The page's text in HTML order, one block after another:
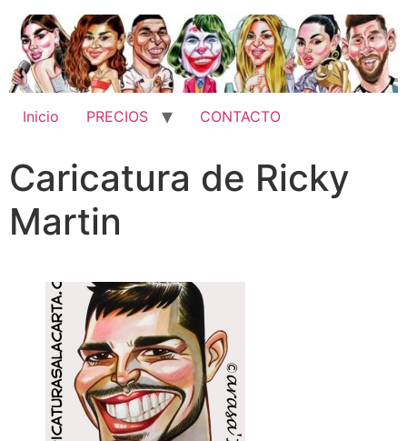
Inicio PRECIOS CONTACTO
Caricatura de Ricky
Martin